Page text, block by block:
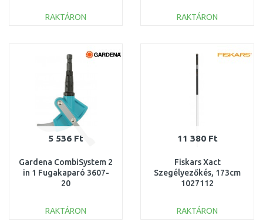
RAKTÁRON
Összehasonlítás
RAKTÁRON
Összehasonlítás
5 536 Ft
Gardena CombiSystem 2
in 1 Fugakaparó 3607-
20
RAKTÁRON
11 380 Ft
Fiskars Xact
Szegélyezőkés, 173cm
1027112
RAKTÁRON